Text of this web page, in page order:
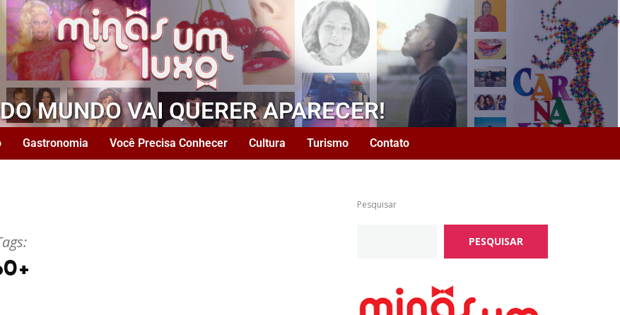
MUNDO VAI QUERER APARECER!
Gastronomia Você Precisa Conhecer Cultura Turismo Contato
Pesquisar
PESQUISAR